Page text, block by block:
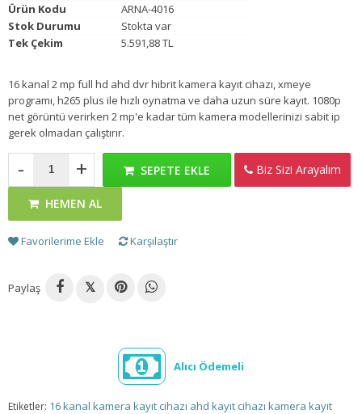
Ürün Kodu
ARNA-4016
Stok Durumu
Stokta var
Tek Çekim
5.591,88 TL
16 kanal 2 mp full hd ahd dvr hibrit kamera kayıt cihazı, xmeye
programı, h265 plus ile hızlı oynatma ve daha uzun süre kayıt. 1080p
net görüntü verirken 2 mp'e kadar tüm kamera modellerinizi sabit ip
gerek olmadan çalıştırır.
- + SEPETE EKLE
HEMEN AL
Favorilerime Ekle Karşılaştır
Biz Sizi Arayalım
Paylaş 𝕏
Alıcı Ödemeli
Etiketler: 16 kanal kamera kayıt cihazı ahd kayıt cihazı kamera kayıt